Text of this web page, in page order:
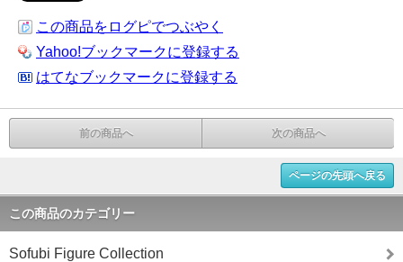
この商品をログピでつぶやく
Yahoo!ブックマークに登録する
はてなブックマークに登録する
前の商品へ 次の商品へ
ページの先頭へ戻る
この商品のカテゴリー
Sofubi Figure Collection